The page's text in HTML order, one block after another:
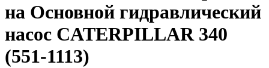
на Основной гидравлический
насос CATERPILLAR 340
(551-1113)